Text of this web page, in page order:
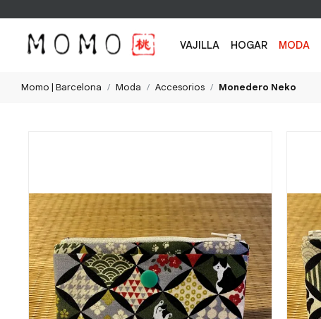
VAJILLA HOGAR MODA
Momo | Barcelona Moda Accesorios Monedero Neko